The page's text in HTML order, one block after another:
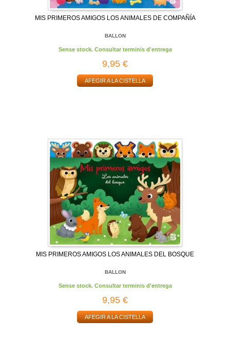
MIS PRIMEROS AMIGOS LOS ANIMALES DE COMPAÑÍA
BALLON
Sense stock. Consultar terminis d'entrega
9,95 €
AFEGIR A LA CISTELLA
MIS PRIMEROS AMIGOS LOS ANIMALES DEL BOSQUE
BALLON
Sense stock. Consultar terminis d'entrega
9,95 €
AFEGIR A LA CISTELLA